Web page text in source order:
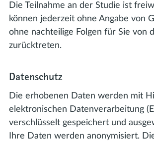
Die Teilnahme an der Studie ist
können jederzeit ohne Angabe von
ohne nachteilige Folgen für Sie von
zurücktreten.
Datenschutz
Die erhobenen Daten werden mit
elektronischen Datenverarbeitung
verschlüsselt gespeichert und
Ihre Daten werden anonymisiert.